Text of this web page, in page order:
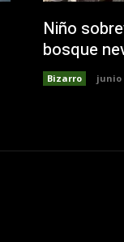
Niño
bosque
Bizarro junio